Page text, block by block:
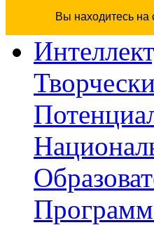
Вы находитесь